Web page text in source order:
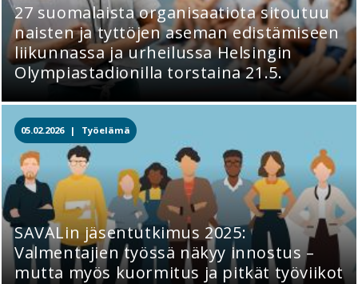
27 suomalaista organisaatiota sitoutuu
naisten ja tyttöjen aseman edistämiseen
liikunnassa ja urheilussa Helsingin
Olympiastadionilla torstaina 21.5.
05.02.2026 | Työelämä
SAVALin jäsentutkimus 2025:
Valmentajien työssä näkyy innostus –
mutta myös kuormitus ja pitkät työviikot